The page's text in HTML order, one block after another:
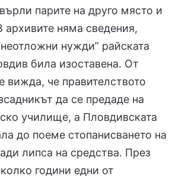
парите на друго място и
архивите няма сведения,
нужди” райската
била изоставена. От
вижда, че правителството
да се предаде на
училище, а Пловдивската
до поеме стопанисването на
липса на средства. През
години едни от